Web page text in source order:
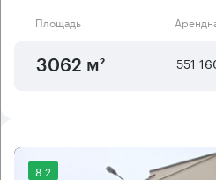
Площадь
3062 м² 551
8.2